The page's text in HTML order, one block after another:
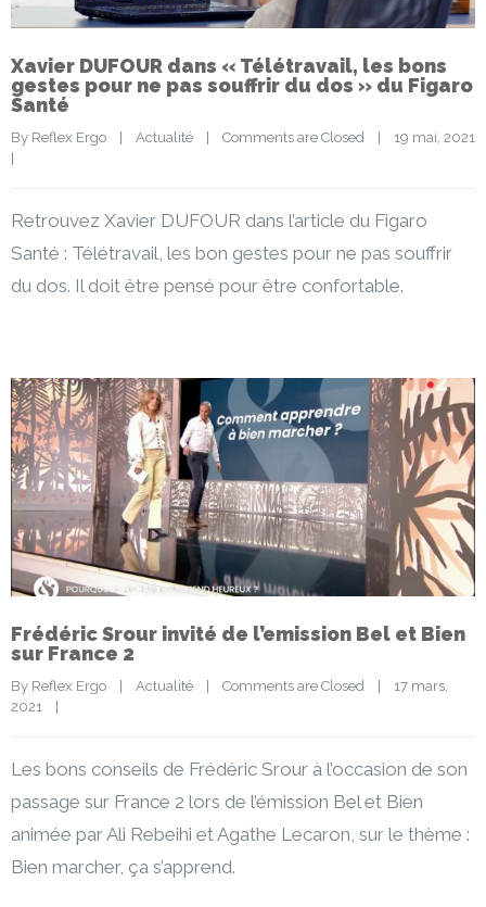
Xavier DUFOUR dans « Télétravail, les bons
gestes pour ne pas souffrir du dos » du Figaro
Santé
By Reflex Ergo | Actualité | Comments are Closed |
|
Retrouvez Xavier DUFOUR dans l’article du Figaro
Santé : Télétravail, les bon gestes pour ne pas souffrir
du dos. Il doit être pensé pour être confortable.
Frédéric Srour invité de l’emission Bel et Bien
sur France 2
By Reflex Ergo Actualité Comments are Closed
17 mars,
2021
Les bons conseils de Frédéric Srour à l’occasion de son
passage sur France 2 lors de l’émission Bel et Bien
animée par Ali Rebeihi et Agathe Lecaron, sur le thème :
Bien marcher, ça s’apprend.